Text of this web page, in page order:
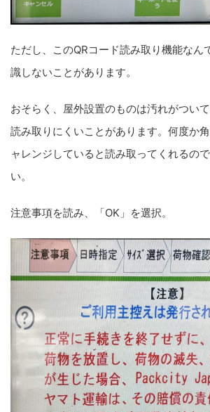
ただし、このQRコード読み取り機能なん
識しないことがあります。
おそらく、屋外設置のものは汚れがついて
読み取りにくいことがあります。何度か
ャレンジしていると読み取ってくれるの
い。
注意事項を読み、「OK」を選択。